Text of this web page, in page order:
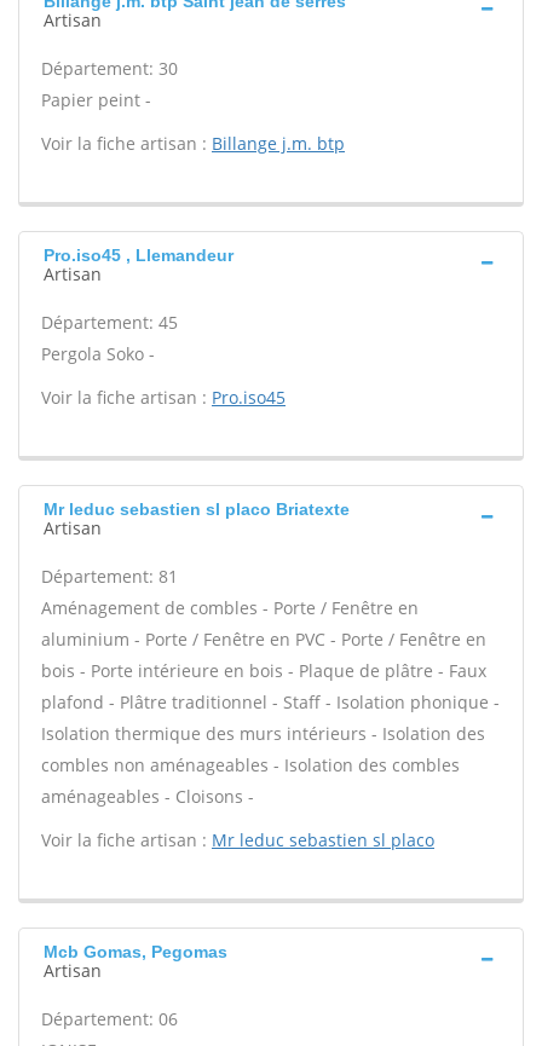
Artisan
Département: 30
Papier peint -
Voir la fiche artisan : Billange j.m. btp
Pro.iso45 , Llemandeur
Artisan
Département: 45
Pergola Soko -
Voir la fiche artisan : Pro.iso45
Mr leduc sebastien sl placo Briatexte
Artisan
Département: 81
Aménagement de combles - Porte / Fenêtre en
aluminium - Porte / Fenêtre en PVC - Porte / Fenêtre en
bois - Porte intérieure en bois - Plaque de plâtre - Faux
plafond - Plâtre traditionnel - Staff - Isolation phonique -
Isolation thermique des murs intérieurs - Isolation des
combles non aménageables - Isolation des combles
aménageables - Cloisons -
Voir la fiche artisan : Mr leduc sebastien sl placo
Mcb Gomas, Pegomas
Artisan
Département: 06